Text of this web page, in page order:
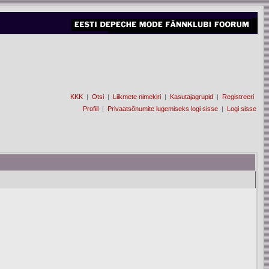
KKK | Otsi | Liikmete nimekiri | Kasutajagrupid | Registreeri
Profiil | Privaatsõnumite lugemiseks logi sisse | Logi sisse